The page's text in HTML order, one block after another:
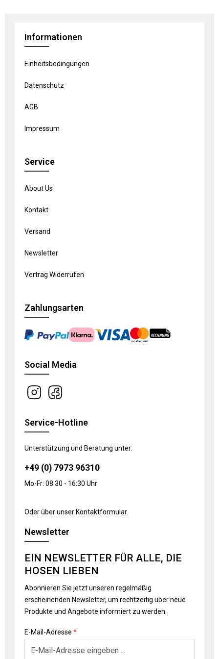
Informationen
Einheitsbedingungen
Datenschutz
AGB
Impressum
Service
About Us
Kontakt
Versand
Newsletter
Vertrag Widerrufen
Zahlungsarten
Social Media
Service-Hotline
Unterstützung und Beratung unter:
+49 (0) 7973 96310
Mo-Fr: 08:30 - 16:30 Uhr
Oder über unser Kontaktformular.
Newsletter
EIN NEWSLETTER FÜR ALLE, DIE
HOSEN LIEBEN
Abonnieren Sie jetzt unseren regelmäßig
erscheinenden Newsletter, um rechtzeitig über neue
Produkte und Angebote informiert zu werden.
E-Mail-Adresse *